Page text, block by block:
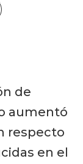
de
aumentó
respecto
en el